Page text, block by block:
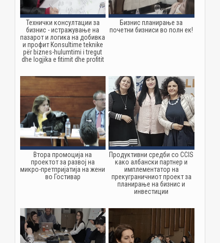
Технички консултации за
бизнис - истражување на
пазарот и логика на добивка
и профит Konsultime teknike
për biznes-hulumtimi i tregut
dhe logjika e fitimit dhe profitit
Бизнис планирање за
почетни бизниси во полн ек!
Втора промоција на
проектот за развој на
микро-претпријатија на жени
во Гостивар
Продуктивни средби со CCIS
како албански партнер и
имплементатор на
прекуграничниoт проект за
планирање на бизнис и
инвестиции